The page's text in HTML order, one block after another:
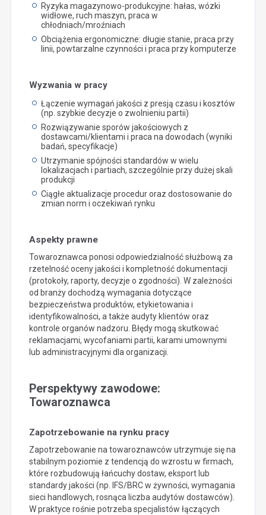
Ryzyka magazynowo-produkcyjne: hałas, wózki
widłowe, ruch maszyn, praca w
chłodniach/mroźniach
Obciążenia ergonomiczne: długie stanie, praca przy
linii, powtarzalne czynności i praca przy komputerze
Wyzwania w pracy
Łączenie wymagań jakości z presją czasu i kosztów
(np. szybkie decyzje o zwolnieniu partii)
Rozwiązywanie sporów jakościowych z
dostawcami/klientami i praca na dowodach (wyniki
badań, specyfikacje)
Utrzymanie spójności standardów w wielu
lokalizacjach i partiach, szczególnie przy dużej skali
produkcji
Ciągłe aktualizacje procedur oraz dostosowanie do
zmian norm i oczekiwań rynku
Aspekty prawne
Towaroznawca ponosi odpowiedzialność służbową za
rzetelność oceny jakości i kompletność dokumentacji
(protokoły, raporty, decyzje o zgodności). W zależności
od branży dochodzą wymagania dotyczące
bezpieczeństwa produktów, etykietowania i
identyfikowalności, a także audyty klientów oraz
kontrole organów nadzoru. Błędy mogą skutkować
reklamacjami, wycofaniami partii, karami umownymi
lub administracyjnymi dla organizacji.
Perspektywy zawodowe:
Towaroznawca
Zapotrzebowanie na rynku pracy
Zapotrzebowanie na towaroznawców utrzymuje się na
stabilnym poziomie z tendencją do wzrostu w firmach,
które rozbudowują łańcuchy dostaw, eksport lub
standardy jakości (np. IFS/BRC w żywności, wymagania
sieci handlowych, rosnąca liczba audytów dostawców).
W praktyce rośnie potrzeba specjalistów łączących